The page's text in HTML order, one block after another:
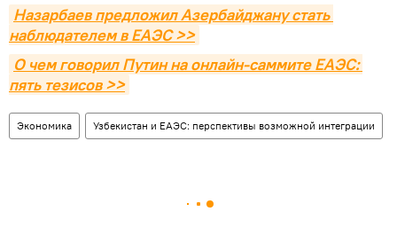
Назарбаев предложил Азербайджану стать
наблюдателем в ЕАЭС >>
О чем говорил Путин на онлайн-саммите ЕАЭС:
пять тезисов >>
Экономика Узбекистан и ЕАЭС: перспективы возможной интеграции